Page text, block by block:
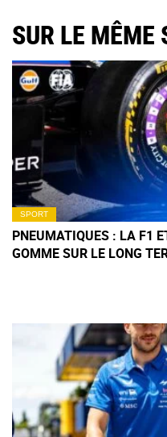
SUR LE MÊME
SPORT
PNEUMATIQUES : LA F1
GOMME SUR LE LONG